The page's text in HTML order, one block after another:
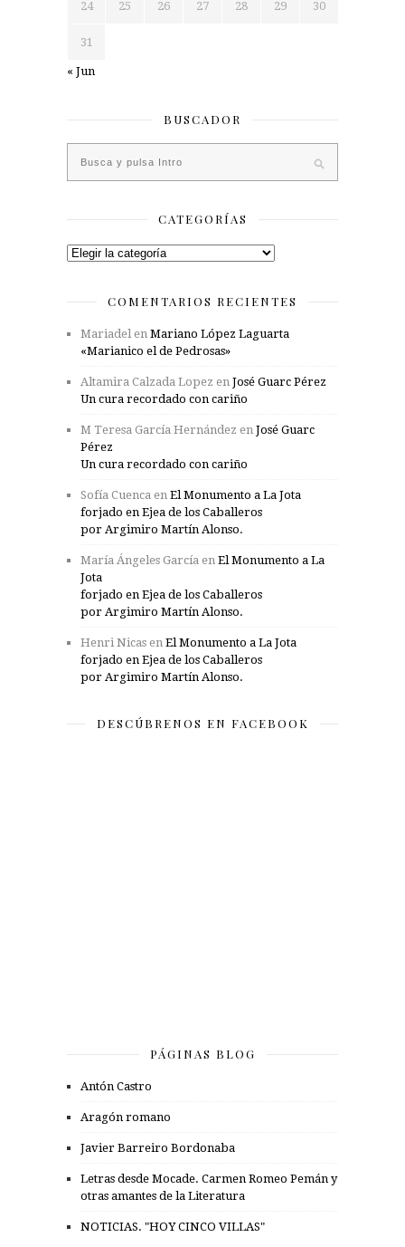
24 25 26 27 28 29 30
31
« Jun
BUSCADOR
CATEGORÍAS
Categorías
COMENTARIOS RECIENTES
Mariadelen Mariano López Laguarta
«Marianico el de Pedrosas»
Altamira Calzada Lopez en José Guarc Pérez
Un cura recordado con cariño
M Teresa García Hernández en José Guarc
Pérez
Un cura recordado con cariño
Sofía Cuenca en El Monumento a La Jota
forjado en Ejea de los Caballeros
por Argimiro Martín Alonso.
María Ángeles García en El Monumento a La
Jota
forjado en Ejea de los Caballeros
por Argimiro Martín Alonso.
Henri Nicas en El Monumento a La Jota
forjado en Ejea de los Caballeros
por Argimiro Martín Alonso.
DESCÚBRENOS EN FACEBOOK
PÁGINAS BLOG
Antón Castro
Aragón romano
Javier Barreiro Bordonaba
Letras desde Mocade. Carmen Romeo Pemán y
otras amantes de la Literatura
NOTICIAS. "HOY CINCO VILLAS"